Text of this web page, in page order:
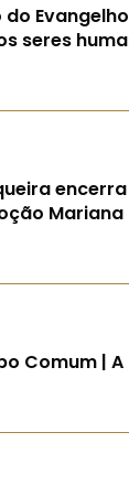
do
seres
Mariana
Comum | A